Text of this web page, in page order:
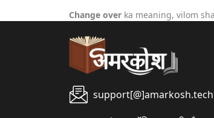
Change over ka meaning, vilom
support[@]amarkosh.tech